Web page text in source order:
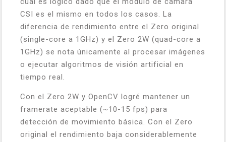
CSI es el mismo en todos los casos. La
diferencia de rendimiento entre el Zero original
(single-core a 1GHz) y el Zero 2W (quad-core a
1GHz) se nota únicamente al procesar imágenes
o ejecutar algoritmos de visión artificial en
tiempo real.
Con el Zero 2W y OpenCV logré mantener un
framerate aceptable (~10-15 fps) para
detección de movimiento básica. Con el Zero
original el rendimiento baja considerablemente